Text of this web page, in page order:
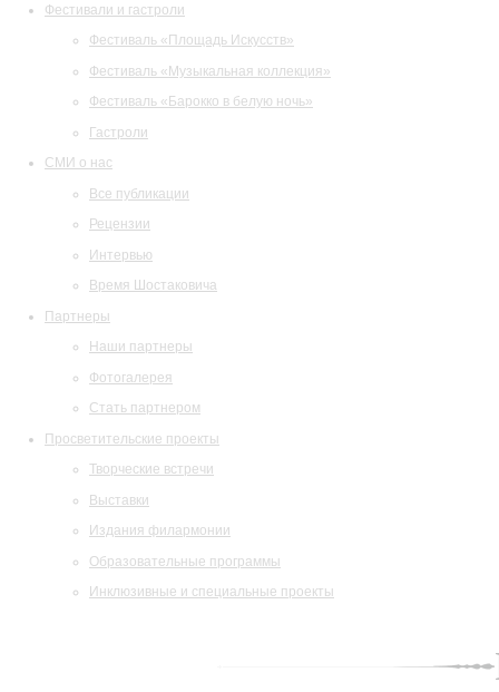
Фестивали и гастроли
Фестиваль «Площадь Искусств»
Фестиваль «Музыкальная коллекция»
Фестиваль «Барокко в белую ночь»
Гастроли
СМИ о нас
Все публикации
Рецензии
Интервью
Время Шостаковича
Партнеры
Наши партнеры
Фотогалерея
Стать партнером
Просветительские проекты
Творческие встречи
Выставки
Издания филармонии
Образовательные программы
Инклюзивные и специальные проекты